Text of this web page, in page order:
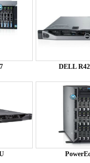
DELL